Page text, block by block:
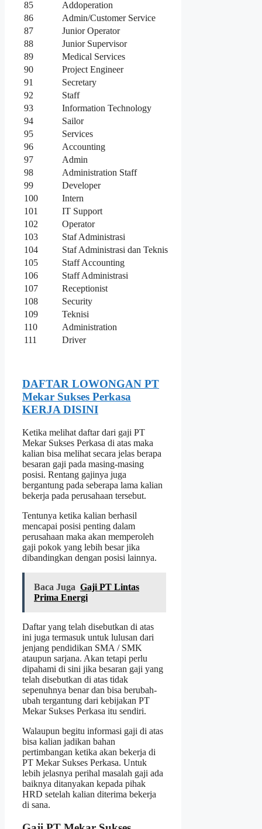
85
Addoperation
86
Admin/Customer Service
87
Junior Operator
88
Junior Supervisor
89
Medical Services
90
Project Engineer
91
Secretary
92
Staff
93
Information Technology
94
Sailor
95
Services
96
Accounting
97
Admin
98
Administration Staff
99
Developer
100
Intern
101
IT Support
102
Operator
103
Staf Administrasi
104
Staf Administrasi dan Teknis
105
Staff Accounting
106
Staff Administrasi
107
Receptionist
108
Security
109
Teknisi
110
Administration
111
Driver
DAFTAR LOWONGAN PT
Mekar Sukses Perkasa
KERJA DISINI
Ketika melihat daftar dari gaji PT
Mekar Sukses Perkasa di atas maka
kalian bisa melihat secara jelas berapa
besaran gaji pada masing-masing
posisi. Rentang gajinya juga
bergantung pada seberapa lama kalian
bekerja pada perusahaan tersebut.
Tentunya ketika kalian berhasil
mencapai posisi penting dalam
perusahaan maka akan memperoleh
gaji pokok yang lebih besar jika
dibandingkan dengan posisi lainnya.
Baca Juga Gaji PT Lintas
Prima Energi
Daftar yang telah disebutkan di atas
ini juga termasuk untuk lulusan dari
jenjang pendidikan SMA / SMK
ataupun sarjana. Akan tetapi perlu
dipahami di sini jika besaran gaji yang
telah disebutkan di atas tidak
sepenuhnya benar dan bisa berubah-
ubah tergantung dari kebijakan PT
Mekar Sukses Perkasa itu sendiri.
Walaupun begitu informasi gaji di atas
bisa kalian jadikan bahan
pertimbangan ketika akan bekerja di
PT Mekar Sukses Perkasa. Untuk
lebih jelasnya perihal masalah gaji ada
baiknya ditanyakan kepada pihak
HRD setelah kalian diterima bekerja
di sana.